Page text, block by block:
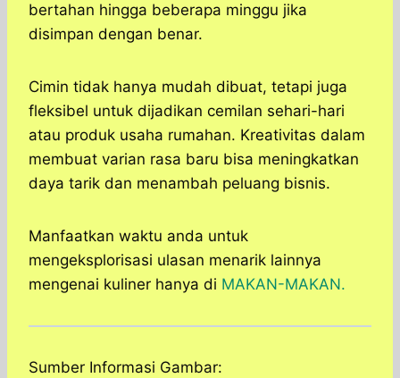
bertahan hingga beberapa minggu jika
disimpan dengan benar.
Cimin tidak hanya mudah dibuat, tetapi juga
fleksibel untuk dijadikan cemilan sehari-hari
atau produk usaha rumahan. Kreativitas dalam
membuat varian rasa baru bisa meningkatkan
daya tarik dan menambah peluang bisnis.
Manfaatkan waktu anda untuk
mengeksplorisasi ulasan menarik lainnya
mengenai kuliner hanya di MAKAN-MAKAN.
Sumber Informasi Gambar: